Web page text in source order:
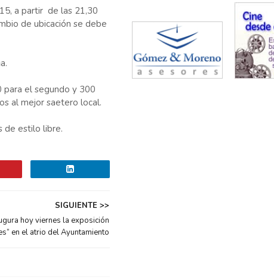
a partir de las 21,30
de ubicación se debe
para el segundo y 300
al mejor saetero local.
de estilo libre.
SIGUIENTE >>
hoy viernes la exposición
en el atrio del Ayuntamiento